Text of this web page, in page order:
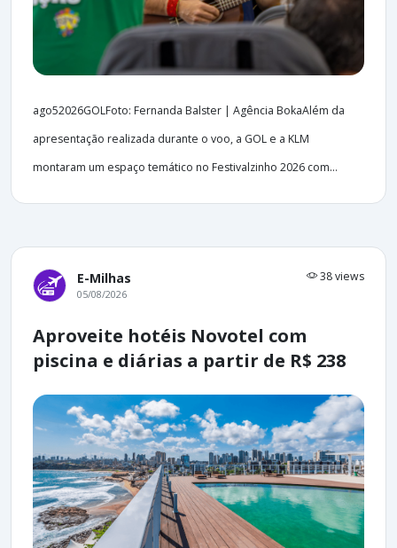
ago52026GOLFoto: Fernanda Balster | Agência BokaAlém da
apresentação realizada durante o voo, a GOL e a KLM
montaram um espaço temático no Festivalzinho 2026 com...
E-Milhas 38 views
05/08/2026
Aproveite hotéis Novotel com
piscina e diárias a partir de R$ 238